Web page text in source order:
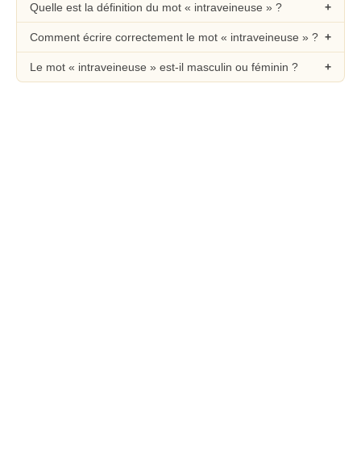
Quelle est la définition du mot « intraveineuse » ?
Comment écrire correctement le mot « intraveineuse » ?
Le mot « intraveineuse » est-il masculin ou féminin ?